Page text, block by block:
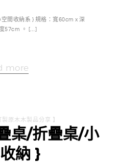
間收納系 } 規格：寬60cm x 深
57cm 。 […]
more
製原木木製品分享 】
桌/折疊桌/小
納 }